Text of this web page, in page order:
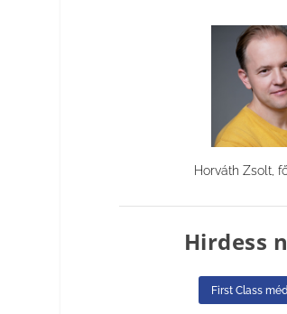
Horváth Zsolt,
Hirdess
First Class